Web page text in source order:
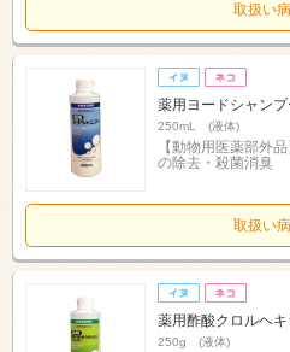
取扱い
薬用ヨードシャンプ
250mL (液体)
【動物用医薬部外
の除去・殺菌消臭
取扱い
薬用酢酸クロルヘ
250g (液体)